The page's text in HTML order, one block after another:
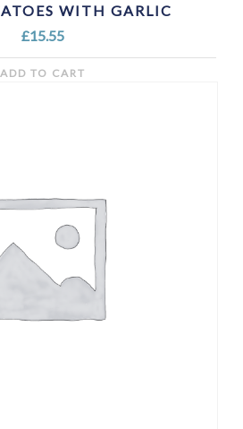
WITH GARLIC
£15.55
ADD TO CART